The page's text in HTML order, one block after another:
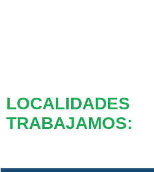
TRABAJAMOS: